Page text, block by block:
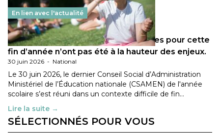
En lien avec l'actualité
Les décisions ministérielles attendues pour cette
fin d’année n’ont pas été à la hauteur des enjeux.
30 juin 2026 - National
Le 30 juin 2026, le dernier Conseil Social d’Administration
Ministériel de l’Éducation nationale (CSAMEN) de l'année
scolaire s’est réuni dans un contexte difficile de fin…
Lire la suite →
SÉLECTIONNÉS POUR VOUS